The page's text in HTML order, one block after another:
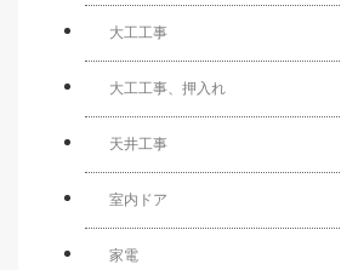
大工工事
大工工事、押入れ
天井工事
室内ドア
家電